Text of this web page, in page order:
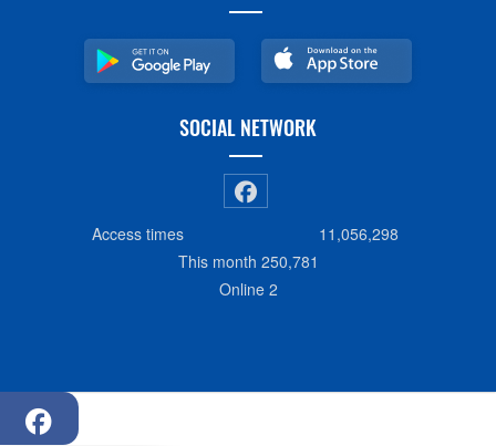
SOCIAL NETWORK
Access times
11,056,298
This month 250,781
Online 2